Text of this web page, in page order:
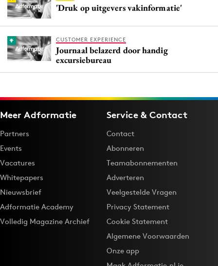
'Druk op uitgevers vakinformatie'
CUSTOMER EXPERIENCE
Journaal belazerd door handig
excursiebureau
Meer Adformatie
Partners
Events
Vacatures
Whitepapers
Nieuwsbrief
Adformatie Academy
Volledig Magazine Archief
Service & Contact
Contact
Abonneren
Teamabonnementen
Adverteren
Veelgestelde Vragen
Privacy Statement
Cookie Statement
Algemene Voorwaarden
Onze app